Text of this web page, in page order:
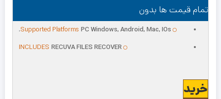
تمام قیمت ها بدون
Supported Platforms PC Windows, Android, Mac, IOs.
INCLUDES RECUVA FILES RECOVER
خرید